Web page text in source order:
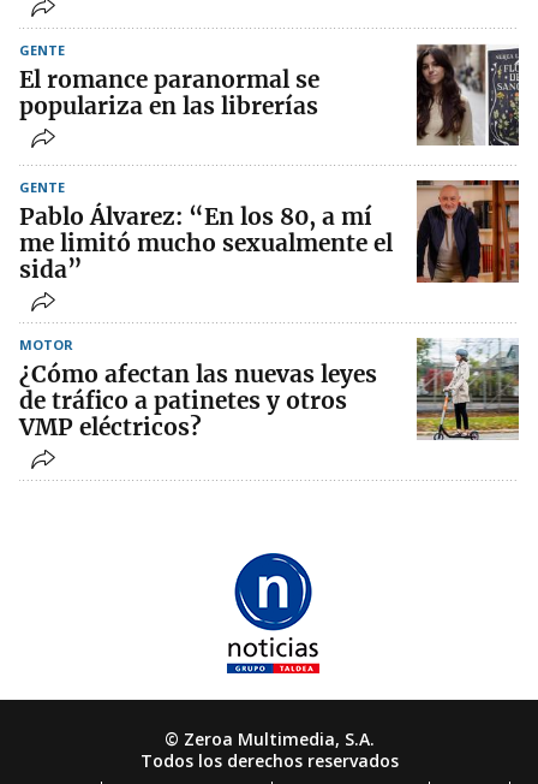
GENTE
El romance paranormal se
populariza en las librerías
GENTE
Pablo Álvarez: “En los 80, a mí
me limitó mucho sexualmente el
sida”
MOTOR
¿Cómo afectan las nuevas leyes
de tráfico a patinetes y otros
VMP eléctricos?
© Zeroa Multimedia, S.A.
Todos los derechos reservados